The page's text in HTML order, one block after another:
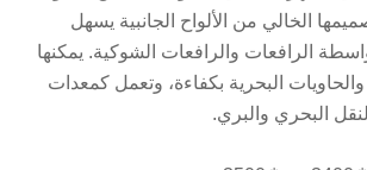
من الألواح الجانبية يسهل
والرافعات الشوكية. يمكنها
البحرية بكفاءة، وتعمل كمعدات
والبري.